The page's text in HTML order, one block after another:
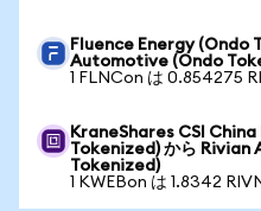
Fluence Energy (Ondo
Automotive (Ondo
1 FLNCon は 0.854275
KraneShares CSI
Tokenized) から
Tokenized)
1 KWEBon は 1.8342